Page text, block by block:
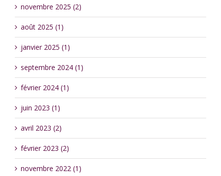
novembre 2025 (2)
août 2025 (1)
janvier 2025 (1)
septembre 2024 (1)
février 2024 (1)
juin 2023 (1)
avril 2023 (2)
février 2023 (2)
novembre 2022 (1)